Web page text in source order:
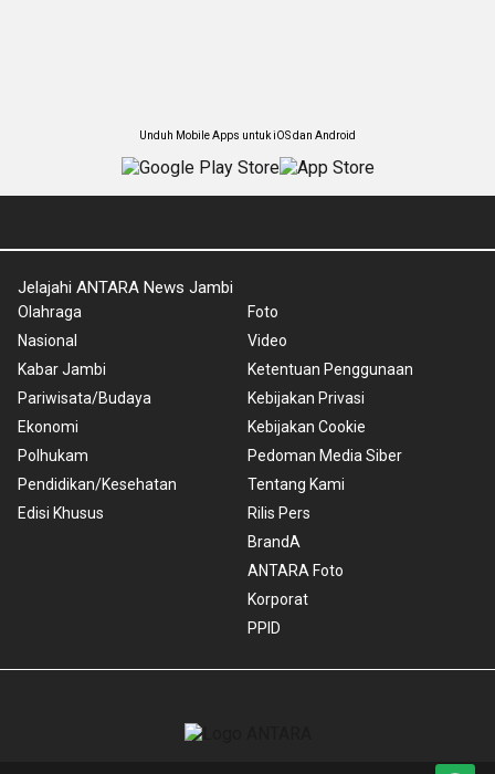
Unduh Mobile Apps untuk iOS dan Android
Jelajahi ANTARA News Jambi
Olahraga
Nasional
Kabar Jambi
Pariwisata/Budaya
Ekonomi
Polhukam
Pendidikan/Kesehatan
Edisi Khusus
Foto
Video
Ketentuan Penggunaan
Kebijakan Privasi
Kebijakan Cookie
Pedoman Media Siber
Tentang Kami
Rilis Pers
BrandA
ANTARA Foto
Korporat
PPID